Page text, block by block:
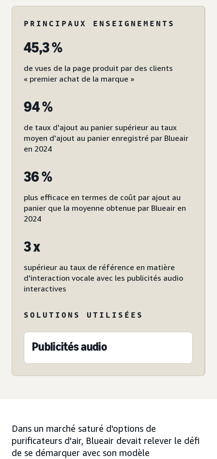
PRINCIPAUX ENSEIGNEMENTS
45,3 %
de vues de la page produit par des clients
« premier achat de la marque »
94 %
de taux d'ajout au panier supérieur au taux
moyen d'ajout au panier enregistré par Blueair
en 2024
36 %
plus efficace en termes de coût par ajout au
panier que la moyenne obtenue par Blueair en
2024
3 x
supérieur au taux de référence en matière
d'interaction vocale avec les publicités audio
interactives
SOLUTIONS UTILISÉES
Publicités audio
Dans un marché saturé d'options de
purificateurs d'air, Blueair devait relever le défi
de se démarquer avec son modèle